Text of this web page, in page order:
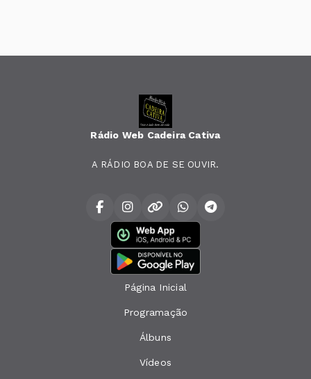
Rádio Web Cadeira Cativa
A RÁDIO BOA DE SE OUVIR.
Página Inicial
Programação
Álbuns
Vídeos